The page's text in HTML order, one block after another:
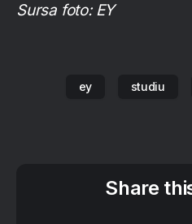
Sursa foto: EY
ey studiu
Share